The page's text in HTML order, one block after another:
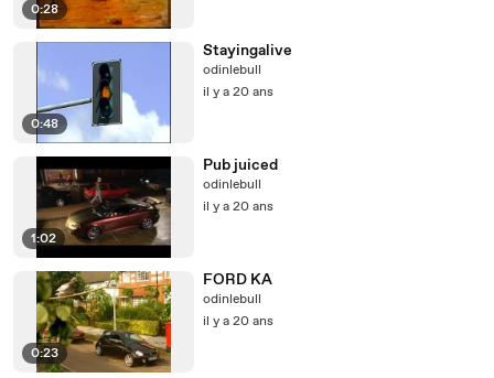
0:28
0:48
Stayingalive
odinlebull
il y a 20 ans
1:02
Pub juiced
odinlebull
il y a 20 ans
0:23
FORD KA
odinlebull
il y a 20 ans